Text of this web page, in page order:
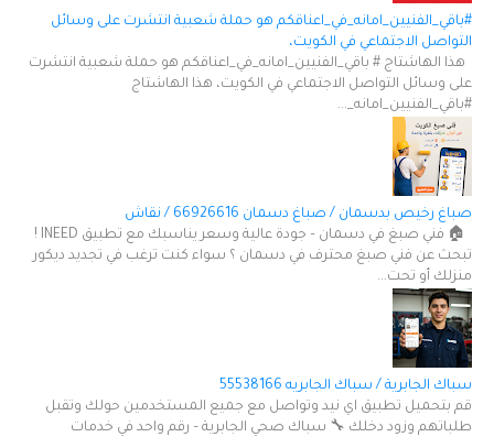
#باقي_الفنيين_امانه_في_اعناقكم هو حملة شعبية انتشرت على وسائل
التواصل الاجتماعي في الكويت،
هذا الهاشتاج # باقي_الفنيين_امانه_في_اعناقكم هو حملة شعبية انتشرت
على وسائل التواصل الاجتماعي في الكويت، هذا الهاشتاج
#باقي_الفنيين_امانه_...
صباغ رخيص بدسمان / صباغ دسمان 66926616 / نقاش
🏠 فني صبغ في دسمان – جودة عالية وسعر يناسبك مع تطبيق INEED !
تبحث عن فني صبغ محترف في دسمان ؟ سواء كنت ترغب في تجديد ديكور
منزلك أو تحت...
سباك الجابرية / سباك الجابريه 55538166
قم بتحميل تطبيق اي نيد وتواصل مع جميع المستخدمين حولك وتقبل
طلباتهم وزود دخلك 🔧 سباك صحي الجابرية – رقم واحد في خدمات